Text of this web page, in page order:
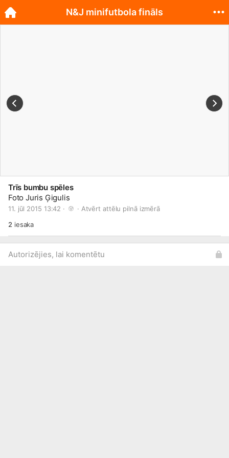
Trīs bumbu spēles
Foto Juris Ģigulis
11. jūl 2015 13:42 · · Atvērt attēlu pilnā izmērā
2 iesaka
Autorizējies, lai komentētu
N&J minifutbola fināls